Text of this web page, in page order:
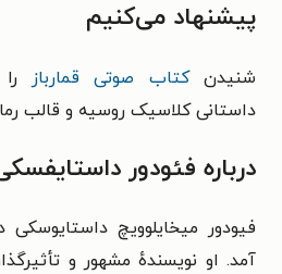
پیشنهاد می‌کنیم
شنیدنکتاب صوتی قمارباز
داستانی کلاسیک روسیه و قالب
درباره فئودور
آمد. او نویسندهٔ مشهور و